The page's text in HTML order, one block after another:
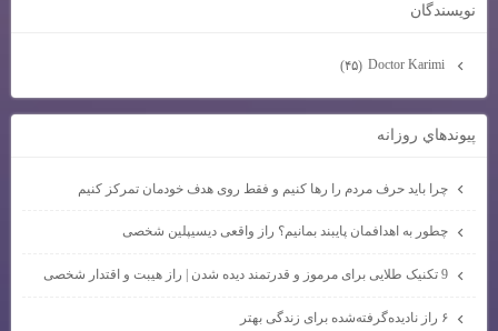
نويسندگان
(۴۵)
پيوندهاي روزانه
چرا باید حرف مردم را رها کنیم و فقط روی هدف خودمان تمرکز کنیم
چطور به اهدافمان پایبند بمانیم؟ راز واقعی دیسیپلین شخصی
9 تکنیک طلایی برای مرموز و قدرتمند دیده شدن | راز هیبت و اقتدار شخصی
۶ راز نادیده‌گرفته‌شده برای زندگی بهتر